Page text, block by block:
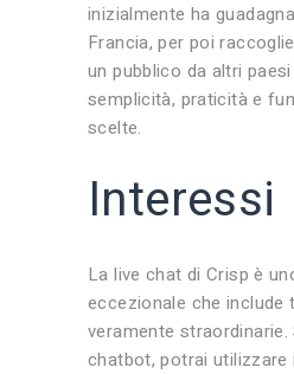
inizialmente ha
Francia, per poi
un pubblico da altri
semplicità, praticità e
scelte.
Interessi
La live chat di Crisp è
eccezionale che include
veramente straordinarie.
chatbot, potrai utilizzare